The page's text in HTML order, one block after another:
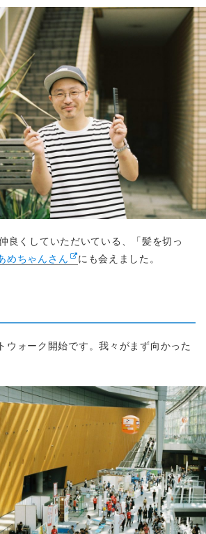
良くしていただいている、「髪を切っ
めちゃんさん にも会えました。
ウォーク開始です。我々がまず向かった